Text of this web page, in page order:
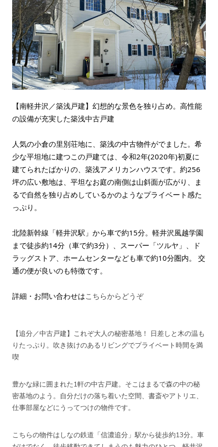
【南軽井沢／築浅戸建】幻想的な景色を独り占め。高性能
の設備が充実した築浅中古戸建
人気の小倉の里別荘地に、築浅の中古物件がでました。希
少な平坦地に建つこの戸建ては、令和2年(2020年)初夏に
建てられたばかりの、築浅アメリカンハウスです。約256
坪の広い敷地は、平坦なお庭の南側は山斜面が広がり、ま
るで自然を独り占めしているかのようなプライベート感た
っぷり。
北陸新幹線「軽井沢駅」から車で約15分。軽井沢風越学園
まで徒歩約14分（車で約3分）、スーパー「ツルヤ」、ド
ラッグストア、ホームセンターなども車で約10分圏内。 交
通の便が良いのも特徴です。
詳細・お問い合わせはこちらからどうぞ
【追分／中古戸建】これぞ大人の秘密基地！ 日差しと木の温も
りたっぷり。吹き抜けのあるリビングでプライベート時間を満
喫
豊かな緑に囲まれた1軒の中古戸建。そこはまるで森の中の秘
密基地のよう。自分だけの落ち着いた空間、書斎やアトリエ、
仕事部屋などにうってつけの物件です。
こちらの物件はしなの鉄道「信濃追分」駅から徒歩約13分。車